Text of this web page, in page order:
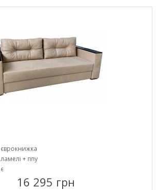
єврокнижка
ламелі + ппу
є
16 295 грн